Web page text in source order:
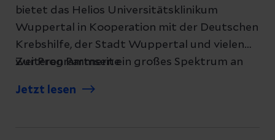
bietet das Helios Universitätsklinikum
Wuppertal in Kooperation mit der Deutschen
Krebshilfe, der Stadt Wuppertal und vielen
weiteren Partnern ein großes Spektrum an
Zur Programmseite
Jetzt lesen